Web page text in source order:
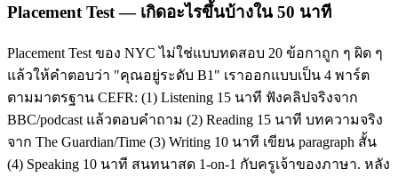
Placement Test — เกิดอะไรขึ้นบ้างใน 50 นาที
Placement Test ของ NYC ไม่ใช่แบบทดสอบ 20 ข้อกาถูก ๆ ผิด ๆ
แล้วให้คำตอบว่า "คุณอยู่ระดับ B1" เราออกแบบเป็น 4 พาร์ต
ตามมาตรฐาน CEFR: (1) Listening 15 นาที ฟังคลิปจริงจาก
BBC/podcast แล้วตอบคำถาม (2) Reading 15 นาที บทความจริง
จาก The Guardian/Time (3) Writing 10 นาที เขียน paragraph สั้น
(4) Speaking 10 นาที สนทนาสด 1-on-1 กับครูเจ้าของภาษา. หลัง